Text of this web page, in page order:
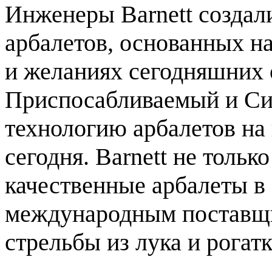
Инженеры Barnett
арбалетов, основанных
и желаниях сегодняшних
Приспосабливаемый и
технологию арбалетов
сегодня. Barnett не
качественные арбалеты
международным
стрельбы из лука и